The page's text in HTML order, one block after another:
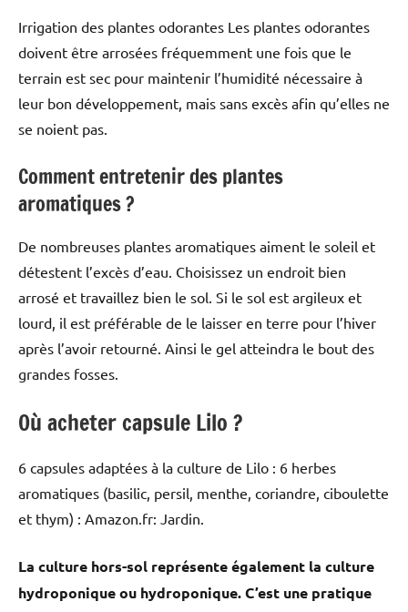
Irrigation des plantes odorantes Les plantes odorantes
doivent être arrosées fréquemment une fois que le
terrain est sec pour maintenir l’humidité nécessaire à
leur bon développement, mais sans excès afin qu’elles ne
se noient pas.
Comment entretenir des plantes
aromatiques ?
De nombreuses plantes aromatiques aiment le soleil et
détestent l’excès d’eau. Choisissez un endroit bien
arrosé et travaillez bien le sol. Si le sol est argileux et
lourd, il est préférable de le laisser en terre pour l’hiver
après l’avoir retourné. Ainsi le gel atteindra le bout des
grandes fosses.
Où acheter capsule Lilo ?
6 capsules adaptées à la culture de Lilo : 6 herbes
aromatiques (basilic, persil, menthe, coriandre, ciboulette
et thym) : Amazon.fr: Jardin.
La culture hors-sol représente également la culture
hydroponique ou hydroponique. C’est une pratique